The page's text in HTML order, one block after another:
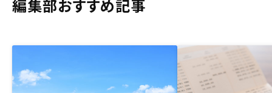
編集部おすすめ記事